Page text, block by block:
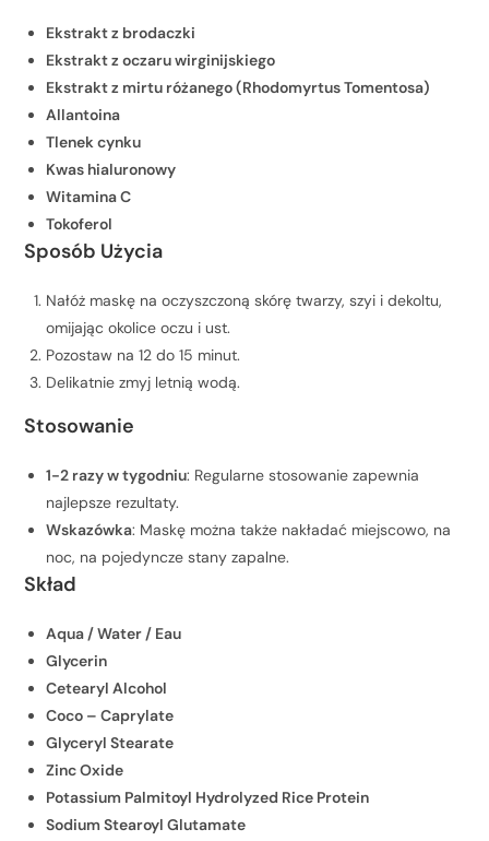
Ekstrakt z brodaczki
Ekstrakt z oczaru wirginijskiego
Ekstrakt z mirtu różanego (Rhodomyrtus Tomentosa)
Allantoina
Tlenek cynku
Kwas hialuronowy
Witamina C
Tokoferol
Sposób Użycia
Nałóż maskę na oczyszczoną skórę twarzy, szyi i dekoltu,
omijając okolice oczu i ust.
Pozostaw na 12 do 15 minut.
Delikatnie zmyj letnią wodą.
Stosowanie
1-2 razy w tygodniu: Regularne stosowanie zapewnia
najlepsze rezultaty.
Wskazówka: Maskę można także nakładać miejscowo, na
noc, na pojedyncze stany zapalne.
Skład
Aqua / Water / Eau
Glycerin
Cetearyl Alcohol
Coco – Caprylate
Glyceryl Stearate
Zinc Oxide
Potassium Palmitoyl Hydrolyzed Rice Protein
Sodium Stearoyl Glutamate